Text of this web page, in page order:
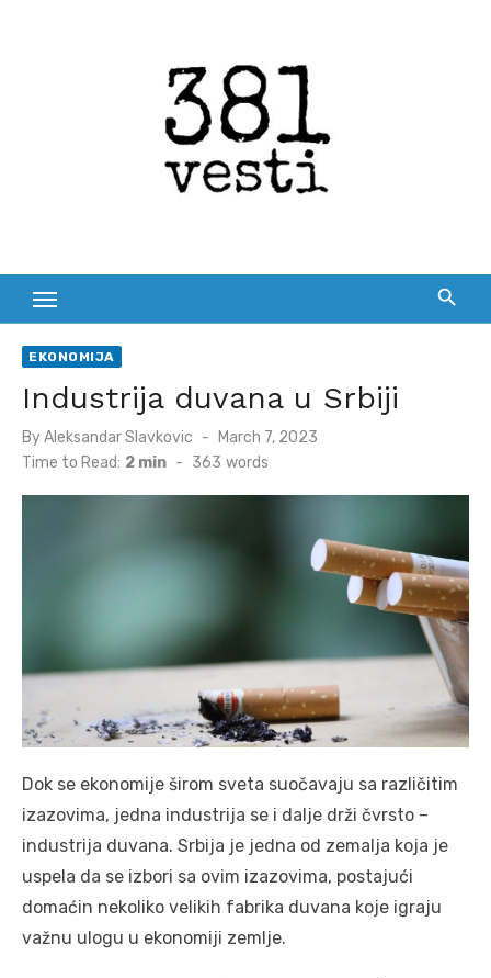
EKONOMIJA
Industrija duvana u Srbiji
ByAleksandar Slavkovic
Posted
on
March 7, 2023
Time to Read: 2 min - 363 words
Dok se ekonomije širom sveta suočavaju sa različitim
izazovima, jedna industrija se i dalje drži čvrsto –
industrija duvana. Srbija je jedna od zemalja koja je
uspela da se izbori sa ovim izazovima, postajući
domaćin nekoliko velikih fabrika duvana koje igraju
važnu ulogu u ekonomiji zemlje.